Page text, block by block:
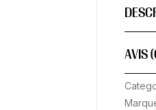
AVIS